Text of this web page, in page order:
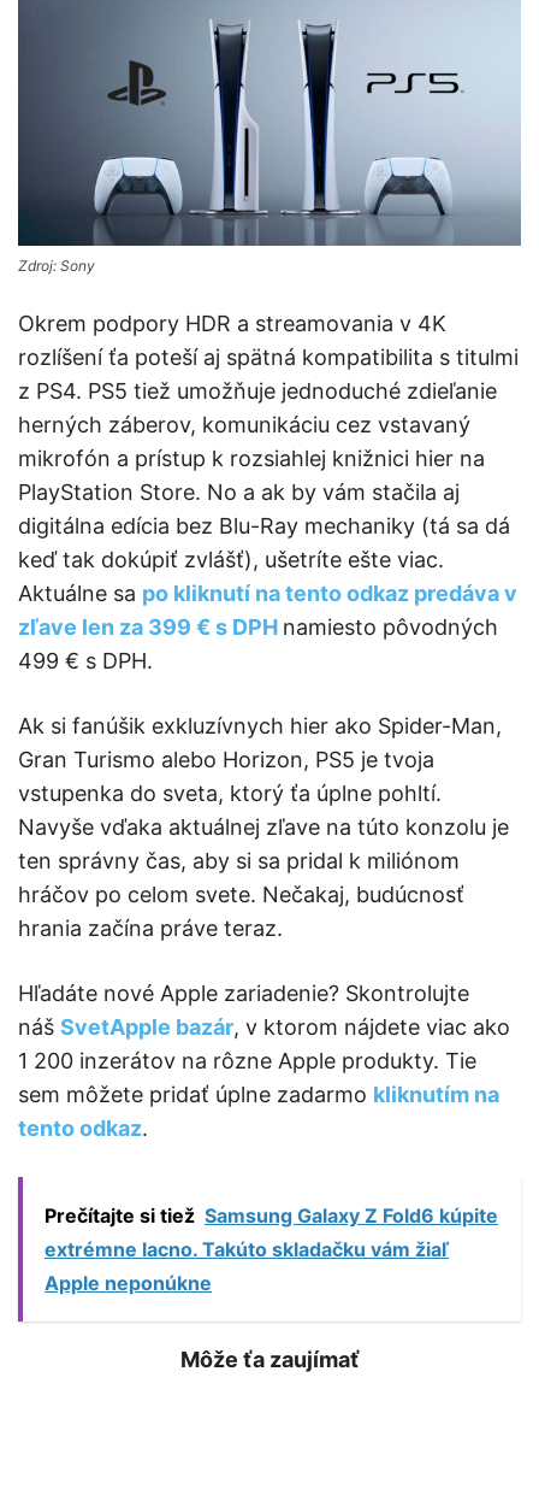
Zdroj: Sony
Okrem podpory HDR a streamovania v 4K
rozlíšení ťa poteší aj spätná kompatibilita s titulmi
z PS4. PS5 tiež umožňuje jednoduché zdieľanie
herných záberov, komunikáciu cez vstavaný
mikrofón a prístup k rozsiahlej knižnici hier na
PlayStation Store. No a ak by vám stačila aj
digitálna edícia bez Blu-Ray mechaniky (tá sa dá
keď tak dokúpiť zvlášť), ušetríte ešte viac.
Aktuálne sa po kliknutí na tento odkaz predáva v
zľave len za 399 € s DPH namiesto pôvodných
499 € s DPH.
Ak si fanúšik exkluzívnych hier ako Spider-Man,
Gran Turismo alebo Horizon, PS5 je tvoja
vstupenka do sveta, ktorý ťa úplne pohltí.
Navyše vďaka aktuálnej zľave na túto konzolu je
ten správny čas, aby si sa pridal k miliónom
hráčov po celom svete. Nečakaj, budúcnosť
hrania začína práve teraz.
Hľadáte nové Apple zariadenie? Skontrolujte
náš SvetApple bazár, v ktorom nájdete viac ako
1 200 inzerátov na rôzne Apple produkty. Tie
sem môžete pridať úplne zadarmo kliknutím na
tento odkaz.
Prečítajte si tiež Samsung Galaxy Z Fold6 kúpite
extrémne lacno. Takúto skladačku vám žiaľ
Apple neponúkne
Môže ťa zaujímať